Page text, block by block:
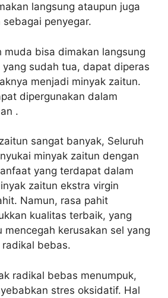
langsung ataupun juga
penyegar.
muda bisa dimakan langsung
sudah tua, dapat diperas
menjadi minyak zaitun.
dipergunakan dalam
.
sangat banyak, Seluruh
minyak zaitun dengan
yang terdapat dalam
zaitun ekstra virgin
Namun, rasa pahit
kualitas terbaik, yang
mencegah kerusakan sel yang
bebas.
radikal bebas menumpuk,
stres oksidatif. Hal